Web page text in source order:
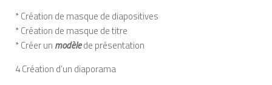
* Création de masque de diapositives
* Création de masque de titre
* Créer un modèlede présentation
4 Création d’un diaporama